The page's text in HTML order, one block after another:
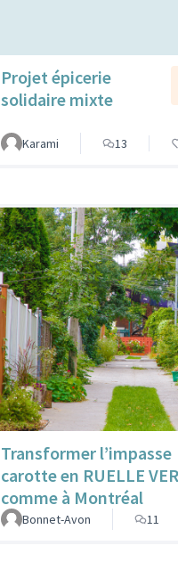
Projet épicerie
solidaire mixte
Karami 13
Transformer l’impasse
carotte en RUELLE
comme à Montréal
Bonnet-Avon 11